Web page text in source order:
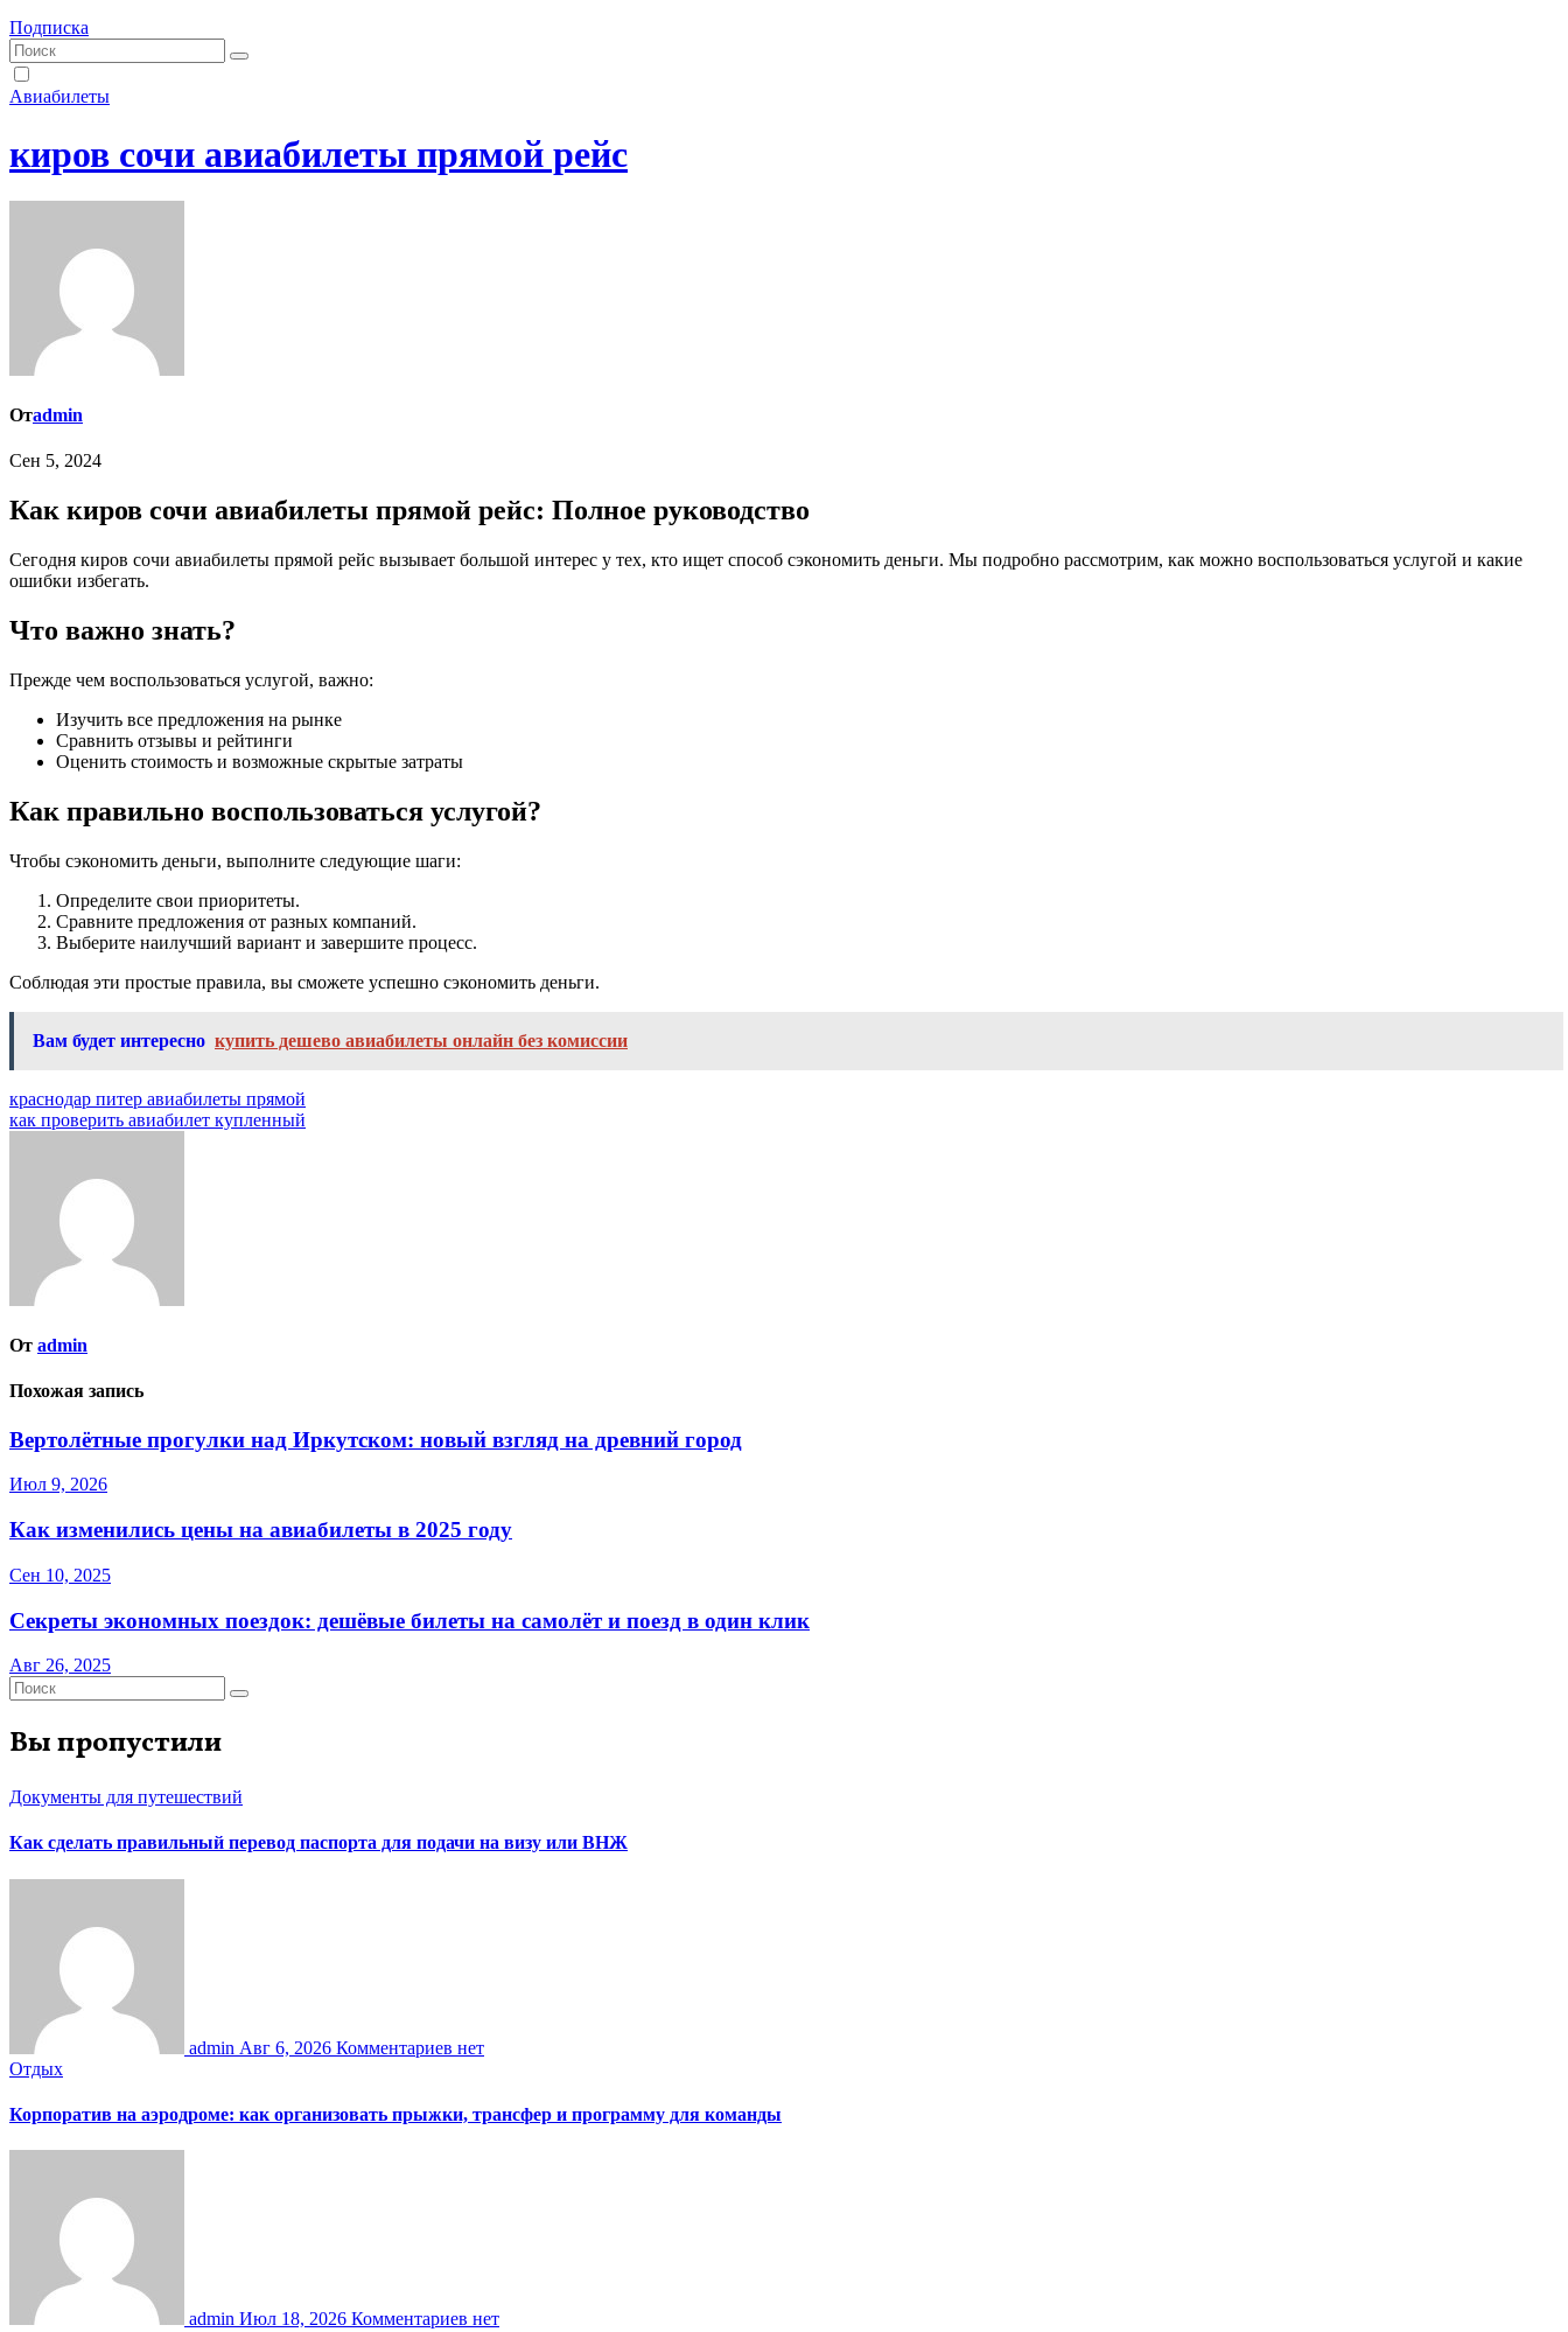
Подписка
Авиабилеты
киров сочи авиабилеты прямой рейс
Отadmin
Сен 5, 2024
Как киров сочи авиабилеты прямой рейс: Полное руководство
Сегодня киров сочи авиабилеты прямой рейс вызывает большой интерес у тех, кто ищет способ сэкономить деньги. Мы подробно рассмотрим, как можно воспользоваться услугой и какие
ошибки избегать.
Что важно знать?
Прежде чем воспользоваться услугой, важно:
Изучить все предложения на рынке
Сравнить отзывы и рейтинги
Оценить стоимость и возможные скрытые затраты
Как правильно воспользоваться услугой?
Чтобы сэкономить деньги, выполните следующие шаги:
Определите свои приоритеты.
Сравните предложения от разных компаний.
Выберите наилучший вариант и завершите процесс.
Соблюдая эти простые правила, вы сможете успешно сэкономить деньги.
Вам будет интересно купить дешево авиабилеты онлайн без комиссии
Навигация
по
краснодар питер авиабилеты прямой
как проверить авиабилет купленный
От admin
Похожая запись
Вертолётные прогулки над Иркутском: новый взгляд на древний город
Июл 9, 2026
Как изменились цены на авиабилеты в 2025 году
Сен 10, 2025
Секреты экономных поездок: дешёвые билеты на самолёт и поезд в один клик
Авг 26, 2025
Вы пропустили
Документы для путешествий
Как сделать правильный перевод паспорта для подачи на визу или ВНЖ
admin Авг 6, 2026 Комментариев нет
Отдых
Корпоратив на аэродроме: как организовать прыжки, трансфер и программу для команды
admin Июл 18, 2026 Комментариев нет